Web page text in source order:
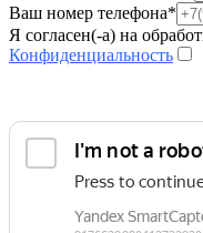
Ваш номер телефона*
Я согласен(-а) на
Конфиденциальность